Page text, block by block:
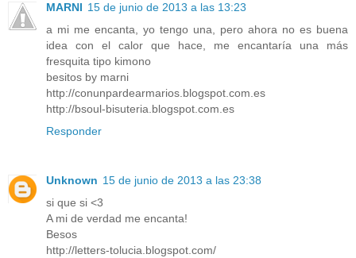
MARNI 15 de junio de 2013 a las 13:23
a mi me encanta, yo tengo una, pero ahora no es buena
idea con el calor que hace, me encantaría una más
fresquita tipo kimono
besitos by marni
http://conunpardearmarios.blogspot.com.es
http://bsoul-bisuteria.blogspot.com.es
Responder
Unknown 15 de junio de 2013 a las 23:38
si que si <3
A mi de verdad me encanta!
Besos
http://letters-tolucia.blogspot.com/